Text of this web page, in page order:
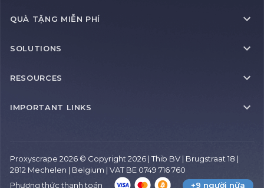
QUÀ TẶNG MIỄN PHÍ
SOLUTIONS
RESOURCES
IMPORTANT LINKS
Proxyscrape 2026 © Copyright 2026 | Thib BV | Brugstraat 18 |
2812 Mechelen | Belgium | VAT BE 0749 716 760
Phương thức thanh toán
+9 người nữa